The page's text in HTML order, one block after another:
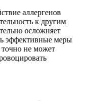
аллергенов
к другим
осложняет
эффективные меры
не может